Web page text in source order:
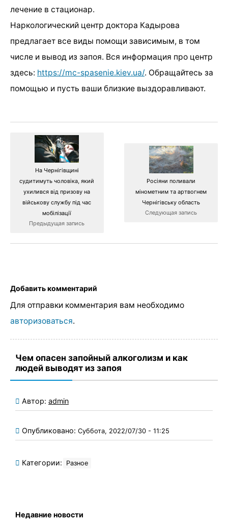
лечение в стационар.
Наркологический центр доктора Кадырова
предлагает все виды помощи зависимым, в том
числе и вывод из запоя. Вся информация про центр
здесь: https://mc-spasenie.kiev.ua/. Обращайтесь за
помощью и пусть ваши близкие выздоравливают.
На Чернігівщині
судитимуть чоловіка, який
ухилився від призову на
військову службу під час
мобілізації
Предыдущая запись
Росіяни поливали
мінометним та артвогнем
Чернігівську область
Следующая запись
Добавить комментарий
Для отправки комментария вам необходимо
авторизоваться.
Чем опасен запойный алкоголизм и как
людей выводят из запоя
Автор: admin
Опубликовано: Суббота, 2022/07/30 - 11:25
Категории: Разное
Недавние новости